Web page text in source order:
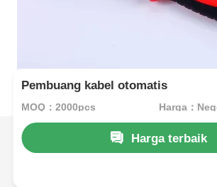
Pembuang kabel otomatis
MOQ：2000pcs Harga：
Harga terbaik